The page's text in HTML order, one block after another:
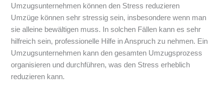
Umzugsunternehmen können den Stress reduzieren
Umzüge können sehr stressig sein, insbesondere wenn man
sie alleine bewältigen muss. In solchen Fällen kann es sehr
hilfreich sein, professionelle Hilfe in Anspruch zu nehmen. Ein
Umzugsunternehmen kann den gesamten Umzugsprozess
organisieren und durchführen, was den Stress erheblich
reduzieren kann.